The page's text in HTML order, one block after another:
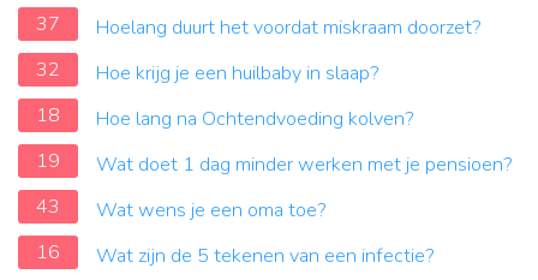
37
Hoelang duurt het voordat miskraam doorzet?
32
Hoe krijg je een huilbaby in slaap?
18
Hoe lang na Ochtendvoeding kolven?
19
Wat doet 1 dag minder werken met je pensioen?
43
Wat wens je een oma toe?
16
Wat zijn de 5 tekenen van een infectie?